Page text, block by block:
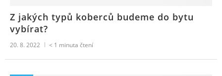
Z jakých typů koberců budeme do bytu
vybírat?
20. 8. 2022 < 1 minuta čtení